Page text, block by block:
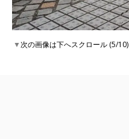
▼次の画像は下へスクロール (5/10)